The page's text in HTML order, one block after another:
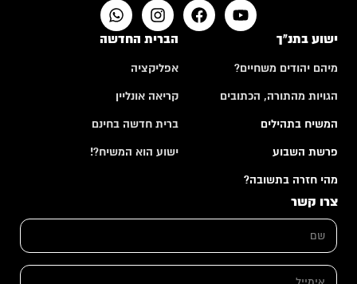
ישוע בתנ"ך
מיהם יהודים משחיים?
הגויות מהתורה, הכתובים
המשיח בתהילים
פרשת השבוע
מהי חזרה בתשובה?
הברית החדשה
אפליקציה
קריאה אונליין
ברית חדשה בחינם
ישוע הוא המשיח?!
צרו קשר
ש
*
עא